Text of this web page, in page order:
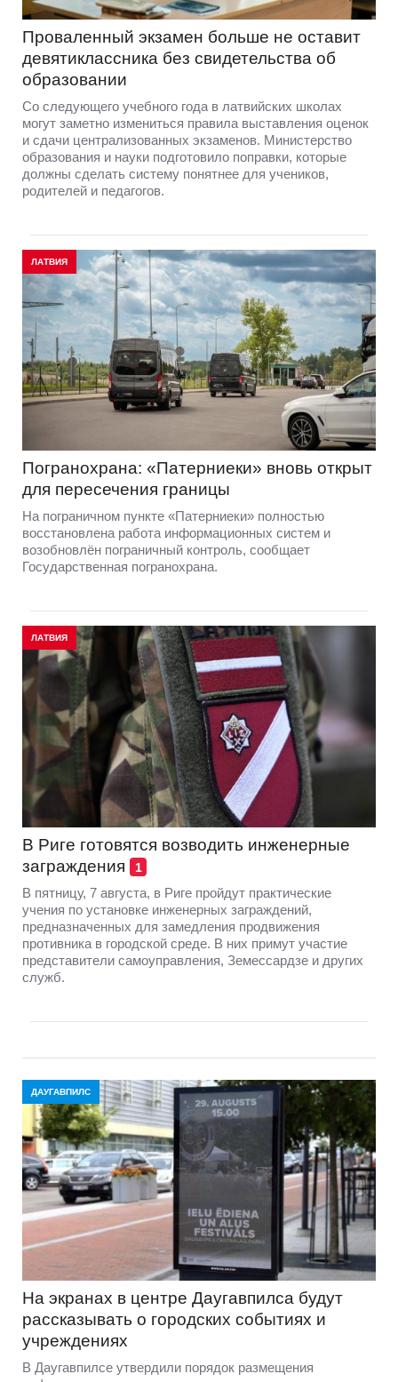
Проваленный экзамен больше не оставит
девятиклассника без свидетельства об
образовании
Со следующего учебного года в латвийских школах
могут заметно измениться правила выставления оценок
и сдачи централизованных экзаменов. Министерство
образования и науки подготовило поправки, которые
должны сделать систему понятнее для учеников,
родителей и педагогов.
ЛАТВИЯ
Погранохрана: «Патерниеки» вновь открыт
для пересечения границы
На пограничном пункте «Патерниеки» полностью
восстановлена работа информационных систем и
возобновлён пограничный контроль, сообщает
Государственная погранохрана.
ЛАТВИЯ
В Риге готовятся возводить инженерные
заграждения
1
В пятницу, 7 августа, в Риге пройдут практические
учения по установке инженерных заграждений,
предназначенных для замедления продвижения
противника в городской среде. В них примут участие
представители самоуправления, Земессардзе и других
служб.
ДАУГАВПИЛС
На экранах в центре Даугавпилса будут
рассказывать о городских событиях и
учреждениях
В Даугавпилсе утвердили порядок размещения